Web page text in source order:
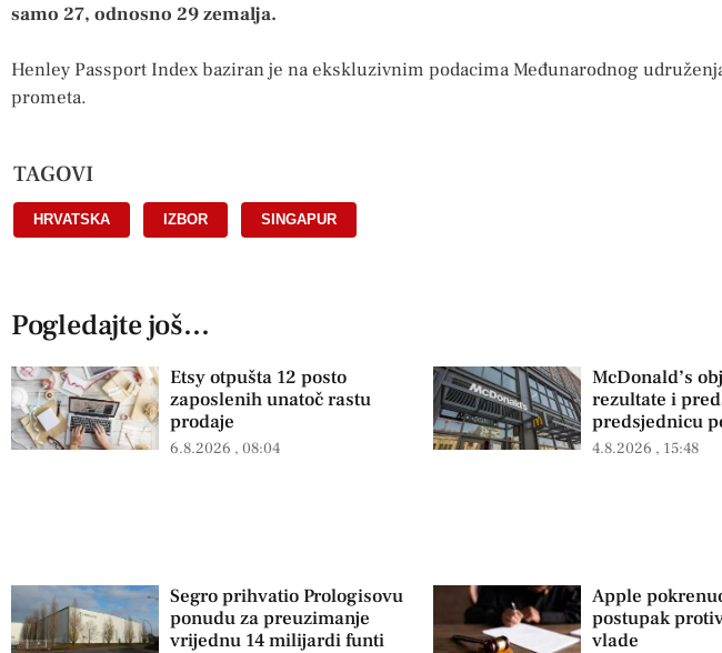
samo 27, odnosno 29 zemalja.
Henley Passport Index baziran je na ekskluzivnim podacima Međunarodnog
prometa.
TAGOVI
HRVATSKA IZBOR SINGAPUR
Pogledajte još...
Etsy otpušta 12 posto
zaposlenih unatoč rastu
prodaje
6.8.2026 08:04
McDonald’s
rezultate i
predsjednicu
4.8.2026 15:48
Segro prihvatio Prologisovu
ponudu za preuzimanje
vrijednu 14 milijardi funti
Apple
postupak
vlade